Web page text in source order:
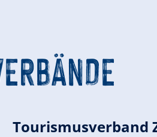
Tourismusverband